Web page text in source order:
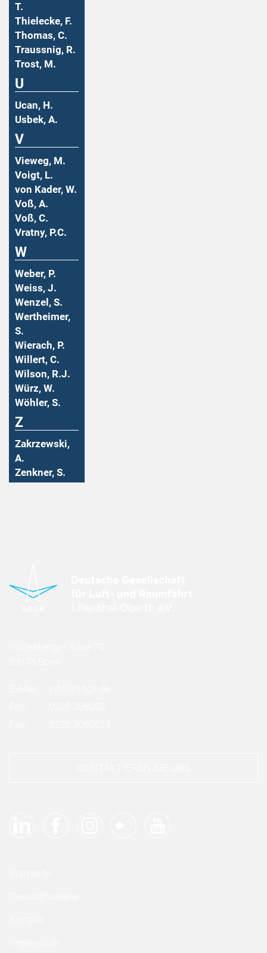
T.
Thielecke, F.
Thomas, C.
Traussnig, R.
Trost, M.
U
Ucan, H.
Usbek, A.
V
Vieweg, M.
Voigt, L.
von Kader, W.
Voß, A.
Voß, C.
Vratny, P.C.
W
Weber, P.
Weiss, J.
Wenzel, S.
Wertheimer,
S.
Wierach, P.
Willert, C.
Wilson, R.J.
Würz, W.
Wöhler, S.
Z
Zakrzewski,
A.
Zenkner, S.